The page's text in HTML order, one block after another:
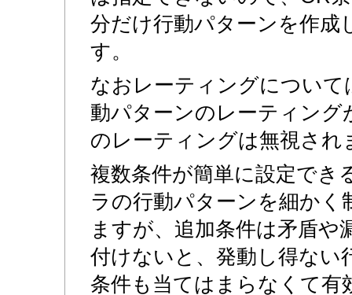
分だけ行動パターンを作成
す。
なおレーティングについて
動パターンのレーティング
のレーティングは無視され
複数条件が簡単に設定でき
ラの行動パターンを細かく
ますが、追加条件は矛盾や
付けないと、発動し得ない
条件も当てはまらなくて有